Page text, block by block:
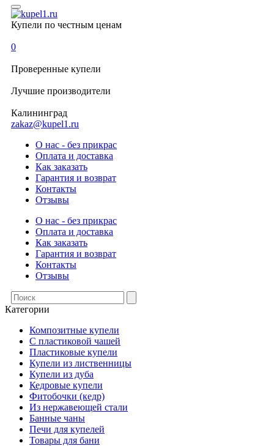
Купели по честным ценам
0
Проверенные купели
Лучшие производители
Калининград
zakaz@kupel1.ru
О нас - без прикрас
Оплата и доставка
Как заказать
Гарантия и возврат
Контакты
Отзывы
О нас - без прикрас
Оплата и доставка
Как заказать
Гарантия и возврат
Контакты
Отзывы
Категории
Композитные купели
С пластиковой чашей
Пластиковые купели
Купели из лиственницы
Купели из дуба
Кедровые купели
Фитобочки (кедр)
Из нержавеющей стали
Банные чаны
Печи для купелей
Товары для бани